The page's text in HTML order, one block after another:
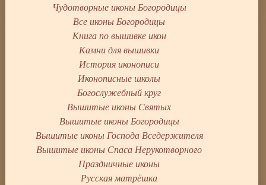
Чудотворные иконы Богородицы
Все иконы Богородицы
Книга по вышивке икон
Камни для вышивки
История иконописи
Иконописные школы
Богослужебный круг
Вышитые иконы Святых
Вышитые иконы Богородицы
Вышитые иконы Господа Вседержителя
Вышитые иконы Спаса Нерукотворного
Праздничные иконы
Русская матрёшка